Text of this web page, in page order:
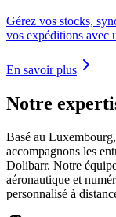
Gérez vos stocks,
vos expéditions avec
En savoir plus
Notre
Basé au
accompagnons les
Dolibarr. Notre
aéronautique et
personnalisé à